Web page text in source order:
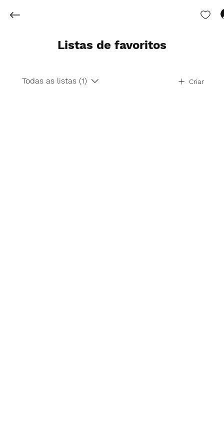
Todas as listas (1) Criar
Listas de favoritos